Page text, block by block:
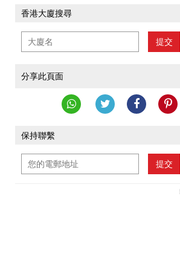
香港大廈搜尋
提交
分享此頁面
保持聯繫
提交